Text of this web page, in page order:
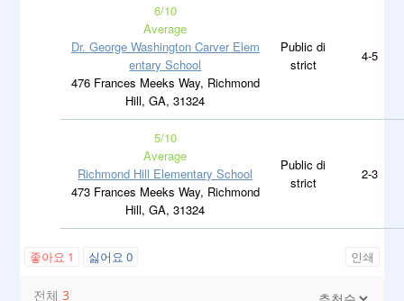
6/10
Average
Dr. George Washington Carver Elem
entary School
476 Frances Meeks Way, Richmond
Hill, GA, 31324
Public di
strict
4-5
5/10
Average
Richmond Hill Elementary School
473 Frances Meeks Way, Richmond
Hill, GA, 31324
Public di
strict
2-3
좋아요 1 싫어요0 인쇄
전체3